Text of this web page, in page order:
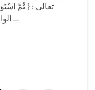
تعالى : { ثُمَّ
الواحدي وقيل معناه القهر والغلبة. تقول …